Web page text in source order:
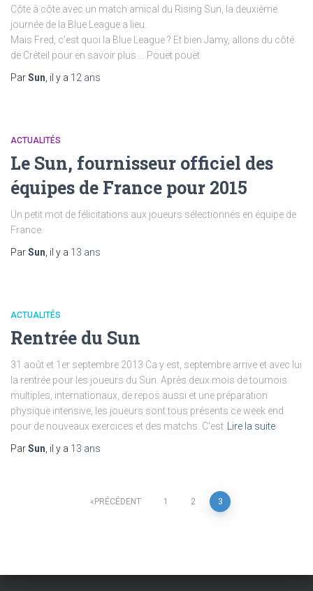
Côte à côte avec un match amical du Rising Sun, la deuxième
journée de la Blue League a lieu.
Mais Fred, c’est quoi la Blue League ? Et bien Jamy, allons du côté
de Créteil pour en savoir plus … Pouët pouët
ParSun , il y a 12 ans
ACTUALITÉS
Le Sun, fournisseur officiel des
équipes de France pour 2015
Un petit mot de félicitations aux joueurs sélectionnés en équipe de
France.
ParSun , il y a 13 ans
ACTUALITÉS
Rentrée du Sun
31 août et 1er septembre 2013 Ca y est, septembre arrive et avec lui
la rentrée pour les joueurs du Sun. Après deux mois de tournois
multiples, internationaux, de repos aussi et une préparation
physique intensive, les joueurs sont tous présents ce week end
pour de nouveaux exercices et des matchs. C'est
Lire la suite
ParSun , il y a 13 ans
Pagination
publications
PRÉCÉDENT 1 2 3